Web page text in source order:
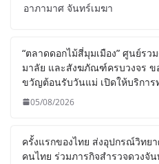
อาภามาศ จันทร์เมฆา
“ตลาดดอกไม้สี่มุมเมือง” ศูนย์ร
มาลัย และสังฆภัณฑ์ครบวงจร ข
ขวัญต้อนรับวันแม่ เปิดให้บริการ
05/08/2026
ครั้งแรกของไทย ส่งอุปกรณ์วิทยา
คนไทย ร่วมภารกิจสำรวจดวงจั